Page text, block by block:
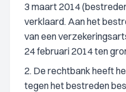
3 maart 2014
verklaard. Aan het
van een
24 februari 2014 ten
2. De rechtbank heeft
tegen het bestreden